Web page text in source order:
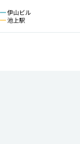
伊山ビル
池上駅